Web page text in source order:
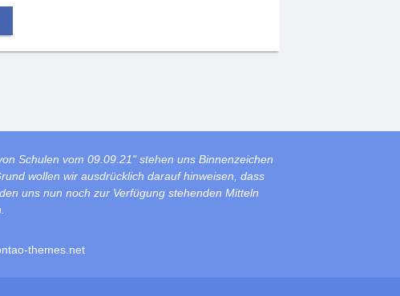
Schulen vom 09.09.21" stehen uns Binnenzeichen
wollen wir ausdrücklich darauf hinweisen, dass
uns nun noch zur Verfügung stehenden Mitteln
themes.net